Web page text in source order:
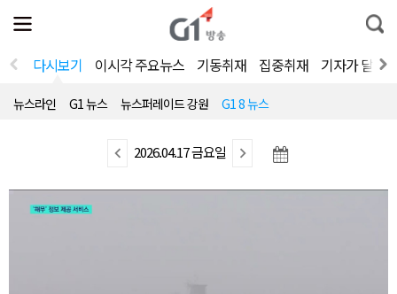
전
체
뉴
열
통
합
색
다시보기 이시각 주요뉴스 기동취재 집중취재 기자가 달려
뉴스라인 G1 뉴스 뉴스퍼레이드 강원 G1 8 뉴스
이
2026.04.17 금요일